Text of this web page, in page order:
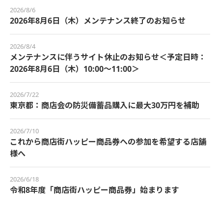
2026/8/6
2026年8月6日（木）メンテナンス終了のお知らせ
2026/8/4
メンテナンスに伴うサイト休止のお知らせ＜予定日時：
2026年8月6日（木）10:00～11:00＞
2026/7/22
東京都：商店会の防災備蓄品購入に最大30万円を補助
2026/7/10
これから商店街ハッピー商品券への参加を希望する店舗
様へ
2026/6/18
令和8年度「商店街ハッピー商品券」始まります